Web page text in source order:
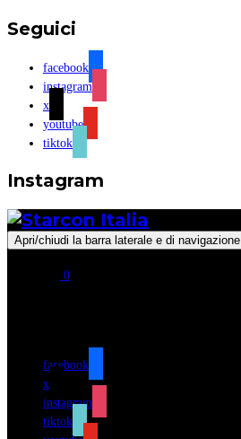
Seguici
facebook
instagram
x
youtube
tiktok
Instagram
Apri/chiudi la barra laterale e di navigazione
0
facebook
x
instagram
tiktok